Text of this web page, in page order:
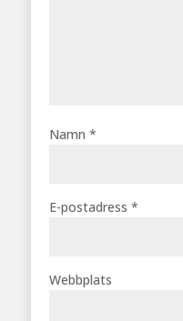
Namn *
E-postadress *
Webbplats